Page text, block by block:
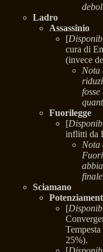
Ladro
Assassinio
[
cura di
(invece
Nota
Fuorilegge
[
inflitti da
Nota
Sciamano
[
25%).